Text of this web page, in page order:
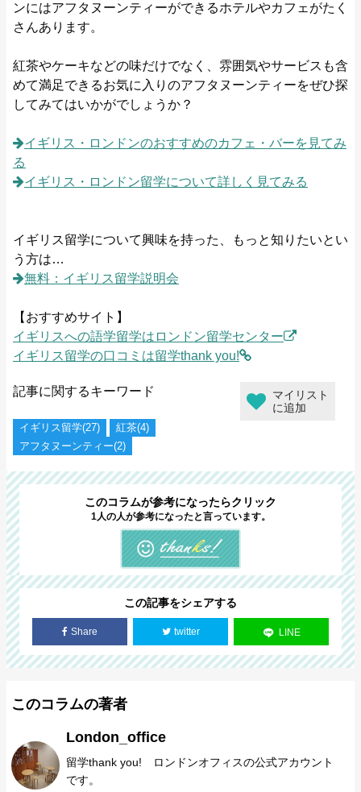
ンにはアフタヌーンティーができるホテルやカフェがたく
さんあります。
紅茶やケーキなどの味だけでなく、雰囲気やサービスも含
めて満足できるお気に入りのアフタヌーンティーをぜひ探
してみてはいかがでしょうか？
イギリス・ロンドンのおすすめのカフェ・バーを見てみ
る
イギリス・ロンドン留学について詳しく見てみる
イギリス留学について興味を持った、もっと知りたいとい
う方は…
無料：イギリス留学説明会
【おすすめサイト】
イギリスへの語学留学はロンドン留学センター
イギリス留学の口コミは留学thank you!
マイリスト
に追加
記事に関するキーワード
イギリス留学(27)
紅茶(4)
アフタヌーンティー(2)
このコラムが参考になったらクリック
1人の人が参考になったと言っています。
この記事をシェアする
Share twitter LINE
このコラムの著者
London_office
留学thank you! ロンドンオフィスの公式アカウント
です。